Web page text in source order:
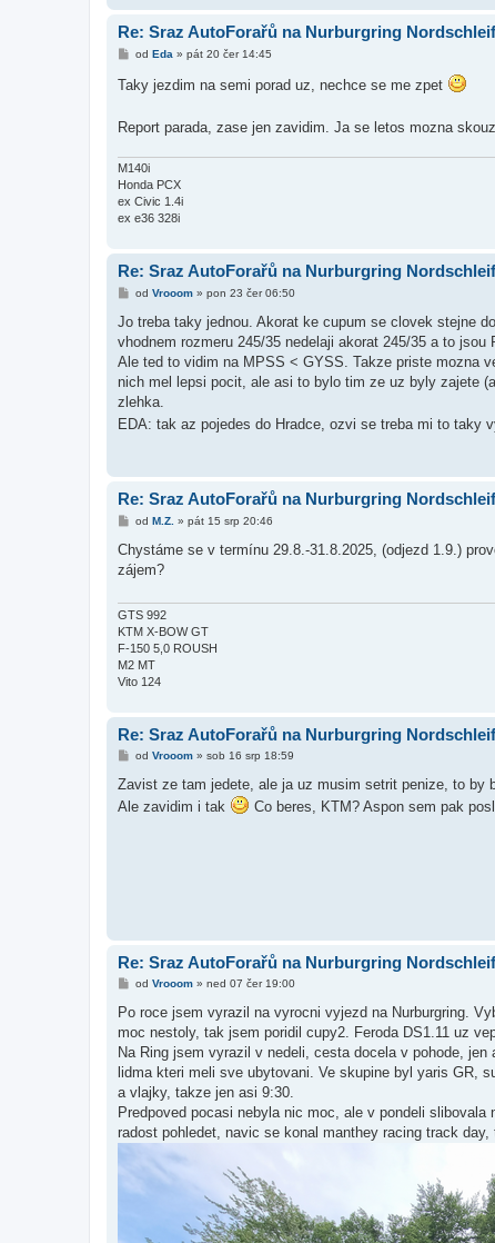
Re: Sraz AutoForařů na Nurburgring
P
í
s
v
k
od Eda » pát 20 čer 14:45
Taky jezdim na semi porad uz, nechce se me zpet
Report parada, zase jen zavidim. Ja se letos mozna
M140i
Honda PCX
ex Civic 1.4i
ex e36 328i
Re: Sraz AutoForařů na Nurburgring
P
í
p
ě
e
k
od Vrooom» pon 23 čer 06:50
Jo treba taky jednou. Akorat ke cupum se clovek stejne
vhodnem rozmeru 245/35 nedelaji akorat 245/35 a to
Ale ted to vidim na MPSS < GYSS. Takze priste mozna
nich mel lepsi pocit, ale asi to bylo tim ze uz byly zajete
zlehka.
EDA: tak az pojedes do Hradce, ozvi se treba mi to taky
Re: Sraz AutoForařů na Nurburgring
P
í
s
p
e
k
od M.Z. » pát 15 srp 20:46
Chystáme se v termínu 29.8.-31.8.2025, (odjezd 1.9.)
zájem?
GTS 992
KTM X-BOW GT
F-150 5,0 ROUSH
M2 MT
Vito 124
Re: Sraz AutoForařů na Nurburgring
P
í
p
od Vrooom» sob 16 srp 18:59
Zavist ze tam jedete, ale ja uz musim setrit penize, to by
Ale zavidim i tak
Co beres, KTM? Aspon sem pak
Re: Sraz AutoForařů na Nurburgring
P
í
p
ě
e
k
od Vrooom» ned 07 čer 19:00
Po roce jsem vyrazil na vyrocni vyjezd na Nurburgring.
moc nestoly, tak jsem poridil cupy2. Feroda DS1.11 uz
Na Ring jsem vyrazil v nedeli, cesta docela v pohode,
lidma kteri meli sve ubytovani. Ve skupine byl yaris GR,
a vlajky, takze jen asi 9:30.
Predpoved pocasi nebyla nic moc, ale v pondeli
radost pohledet, navic se konal manthey racing track